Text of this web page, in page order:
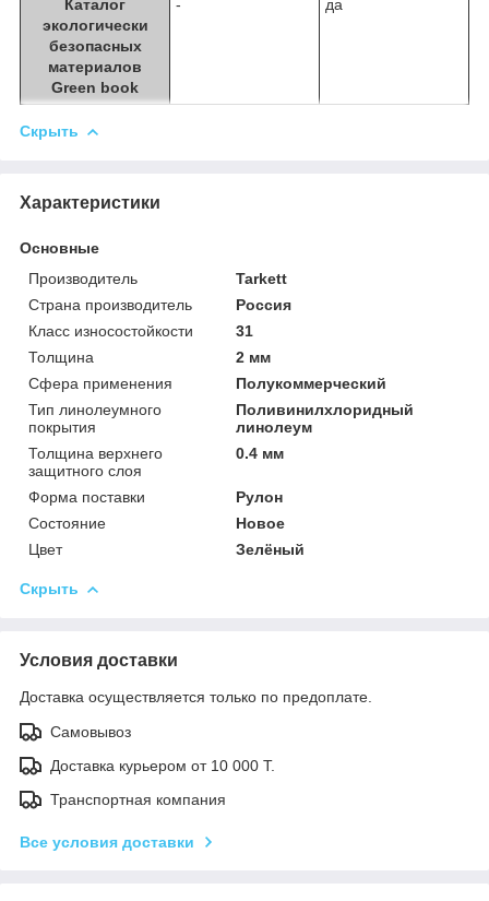
Каталог
экологически
безопасных
материалов
Green book
- да
Скрыть
Характеристики
Основные
Производитель
Tarkett
Страна производитель
Россия
Класс износостойкости
31
Толщина
2 мм
Сфера применения
Полукоммерческий
Тип линолеумного
покрытия
Поливинилхлоридный
линолеум
Толщина верхнего
защитного слоя
0.4 мм
Форма поставки
Рулон
Состояние
Новое
Цвет
Зелёный
Скрыть
Условия доставки
Доставка осуществляется только по предоплате.
Самовывоз
Доставка курьером от 10 000 Т.
Транспортная компания
Все условия доставки